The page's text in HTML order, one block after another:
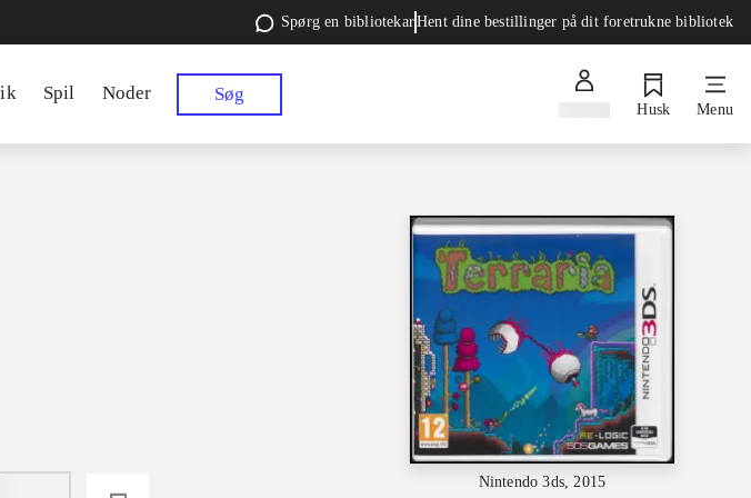
Spørg en bibliotekarHent dine bestillinger på dit foretrukne bibliotek
Spil Noder Søg
Husk Menu
Nintendo 3ds, 2015